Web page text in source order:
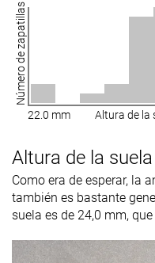
Número de zapatillas
22.0 mm Altura de la
Altura de la
Como era de esperar, la
también es bastante
suela es de 24,0 mm,